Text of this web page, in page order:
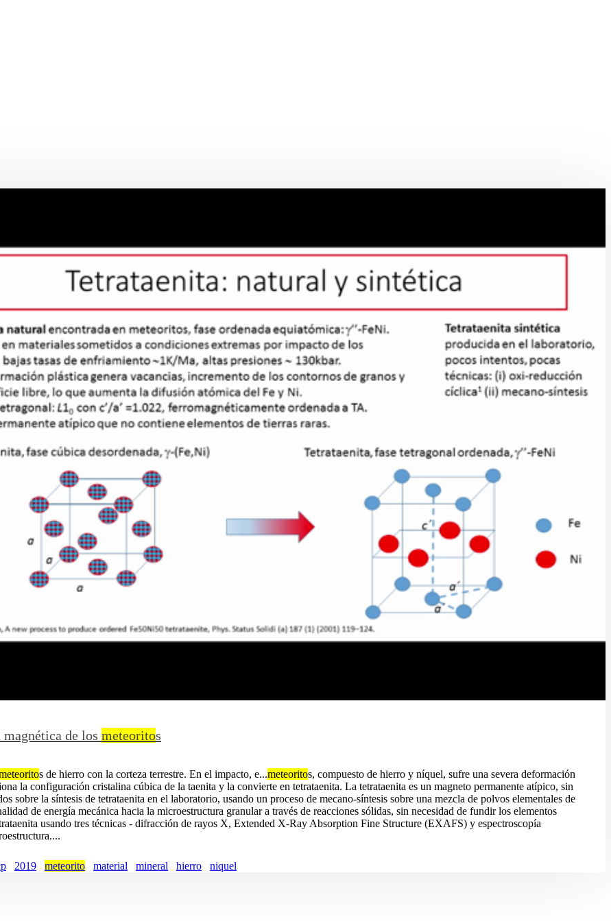
de los meteoritos
s de hierro con la corteza terrestre. En el impacto, e...meteoritos, compuesto de hierro y níquel, sufre una severa deformación
la configuración cristalina cúbica de la taenita y la convierte en tetrataenita. La tetrataenita es un magneto permanente atípico, sin
sobre la síntesis de tetrataenita en el laboratorio, usando un proceso de mecano-síntesis sobre una mezcla de polvos elementales de
de energía mecánica hacia la microestructura granular a través de reacciones sólidas, sin necesidad de fundir los elementos
usando tres técnicas - difracción de rayos X, Extended X-Ray Absorption Fine Structure (EXAFS) y espectroscopía
2019 meteorito material mineral hierro niquel